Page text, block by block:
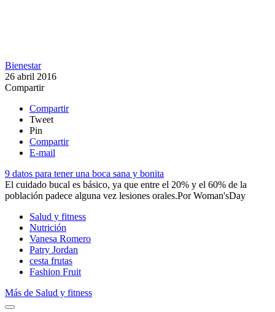
Bienestar
26 abril 2016
Compartir
Compartir
Tweet
Pin
Compartir
E-mail
9 datos para tener una boca sana y bonita
​El cuidado bucal es básico, ya que entre el 20% y el 60% de la
población padece alguna vez lesiones orales.​PorWoman'sDay
Salud y fitness
Nutrición
Vanesa Romero
Patry Jordan
cesta frutas
Fashion Fruit
Más de Salud y fitness